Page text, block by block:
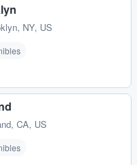
NY, US
CA, US